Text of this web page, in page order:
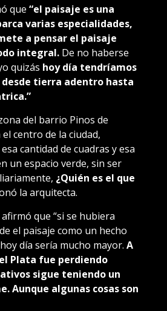
que “el paisaje es una
varias especialidades,
a pensar el paisaje
integral. De no haberse
quizás hoy día tendríamos
tierra adentro hasta
del barrio Pinos de
centro de la ciudad,
cantidad de cuadras y esa
un espacio verde, sin ser
¿Quién es el que
la arquitecta.
que “si se hubiera
el paisaje como un hecho
día sería mucho mayor. A
Plata fue perdiendo
sigue teniendo un
Aunque algunas cosas son